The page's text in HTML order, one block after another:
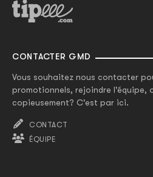
CONTACTER GMD
Vous souhaitez nous contacter
promotionnels, rejoindre l'équipe,
copieusement? C'est par ici.
CONTACT
ÉQUIPE